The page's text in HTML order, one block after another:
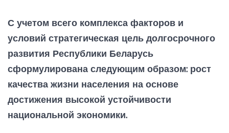
С учетом всего комплекса факторов и
условий стратегическая цель долгосрочного
развития Республики Беларусь
сформулирована следующим образом: рост
качества жизни населения на основе
достижения высокой устойчивости
национальной экономики.